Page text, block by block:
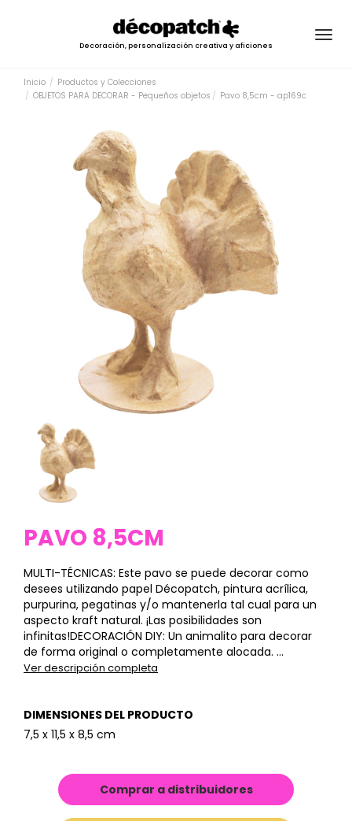
Decoración, personalización creativa y aficiones
Inicio
Productos y Colecciones
OBJETOS PARA DECORAR - Pequeños objetos
Pavo 8,5cm - ap169c
PAVO 8,5CM
MULTI-TÉCNICAS: Este pavo se puede decorar como
desees utilizando papel Décopatch, pintura acrílica,
purpurina, pegatinas y/o mantenerla tal cual para un
aspecto kraft natural. ¡Las posibilidades son
infinitas!DECORACIÓN DIY: Un animalito para decorar
de forma original o completamente alocada. ...
Ver descripción completa
DIMENSIONES DEL PRODUCTO
7,5 x 11,5 x 8,5 cm
Comprar a distribuidores